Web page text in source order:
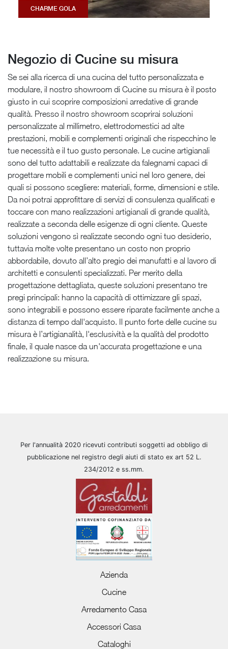
CHARME GOLA
Negozio di Cucine su misura
Se sei alla ricerca di una cucina del tutto personalizzata e
modulare, il nostro showroom di Cucine su misura è il posto
giusto in cui scoprire composizioni arredative di grande
qualità. Presso il nostro showroom scoprirai soluzioni
personalizzate al millimetro, elettrodomestici ad alte
prestazioni, mobili e complementi originali che rispecchino le
tue necessità e il tuo gusto personale. Le cucine artigianali
sono del tutto adattabili e realizzate da falegnami capaci di
progettare mobili e complementi unici nel loro genere, dei
quali si possono scegliere: materiali, forme, dimensioni e stile.
Da noi potrai approfittare di servizi di consulenza qualificati e
toccare con mano realizzazioni artigianali di grande qualità,
realizzate a seconda delle esigenze di ogni cliente. Queste
soluzioni vengono sì realizzate secondo ogni tuo desiderio,
tuttavia molte volte presentano un costo non proprio
abbordabile, dovuto all’alto pregio dei manufatti e al lavoro di
architetti e consulenti specializzati. Per merito della
progettazione dettagliata, queste soluzioni presentano tre
pregi principali: hanno la capacità di ottimizzare gli spazi,
sono integrabili e possono essere riparate facilmente anche a
distanza di tempo dall'acquisto. Il punto forte delle cucine su
misura è l’artigianalità, l'esclusività e la qualità del prodotto
finale, il quale nasce da un'accurata progettazione e una
realizzazione su misura.
Per l'annualità 2020 ricevuti contributi soggetti ad obbligo di
pubblicazione nel registro degli aiuti di stato ex art 52 L.
234/2012 e ss.mm.
Azienda
Cucine
Arredamento Casa
Accessori Casa
Cataloghi